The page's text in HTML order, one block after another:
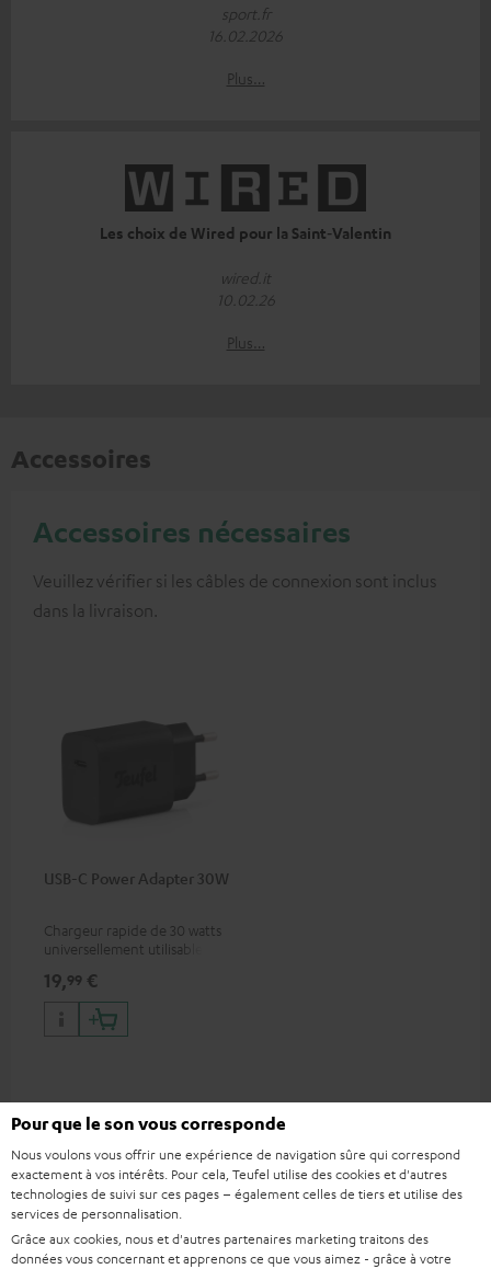
sport.fr
16.02.2026
Plus…
Les choix de Wired pour la Saint‑Valentin
wired.it
10.02.26
Plus…
Accessoires
Accessoires nécessaires
Veuillez vérifier si les câbles de connexion sont inclus
dans la livraison.
USB-C Power Adapter 30W
Chargeur rapide de 30 watts
universellement utilisable
portables, ainsi que pour
iPhones Apple, smartphones
Android, tablettes et
appareils avec port USB-C
19,99 €
Accessoires compatibles
Pour que le son vous corresponde
Nous voulons vous offrir une expérience de navigation sûre qui correspond
exactement à vos intérêts. Pour cela, Teufel utilise des cookies et d'autres
technologies de suivi sur ces pages – également celles de tiers et utilise des
services de personnalisation.
Grâce aux cookies, nous et d'autres partenaires marketing traitons des
données vous concernant et apprenons ce que vous aimez - grâce à votre